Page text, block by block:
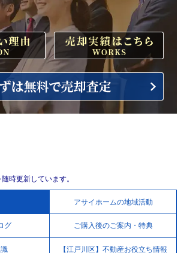
時更新しています。
アサイホームの地域活動
グ ご購入後のご案内・特典
【江戸川区】不動産お役立ち情報